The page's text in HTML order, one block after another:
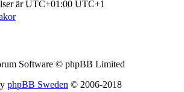
är UTC+01:00 UTC+1
Software © phpBB Limited
phpBB Sweden © 2006-2018